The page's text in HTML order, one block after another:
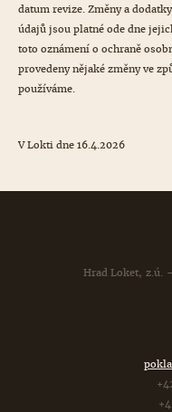
datum revize. Změny a
údajů jsou platné ode dne
toto oznámení o ochraně
provedeny nějaké změny ve
používáme.
V Lokti dne 16.4.2026
Hrad Loket, z.ú.